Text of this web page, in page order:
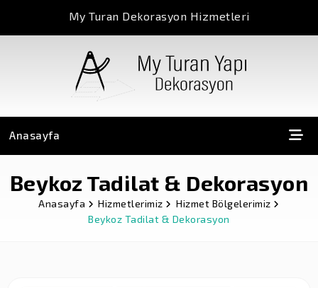
My Turan Dekorasyon Hizmetleri
Anasayfa
Beykoz Tadilat & Dekorasyon
Anasayfa Hizmetlerimiz
Hizmet Bölgelerimiz
Beykoz Tadilat & Dekorasyon